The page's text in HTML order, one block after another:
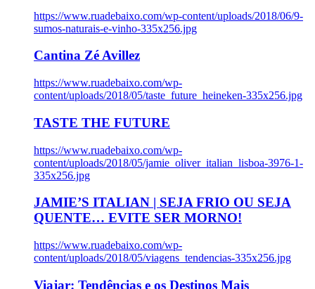
https://www.ruadebaixo.com/wp-content/uploads/2018/06/9-
sumos-naturais-e-vinho-335x256.jpg
Cantina Zé Avillez
https://www.ruadebaixo.com/wp-
content/uploads/2018/05/taste_future_heineken-335x256.jpg
TASTE THE FUTURE
https://www.ruadebaixo.com/wp-
content/uploads/2018/05/jamie_oliver_italian_lisboa-3976-1-
335x256.jpg
JAMIE’S ITALIAN | SEJA FRIO OU SEJA
QUENTE… EVITE SER MORNO!
https://www.ruadebaixo.com/wp-
content/uploads/2018/05/viagens_tendencias-335x256.jpg
Viajar: Tendências e os Destinos Mais